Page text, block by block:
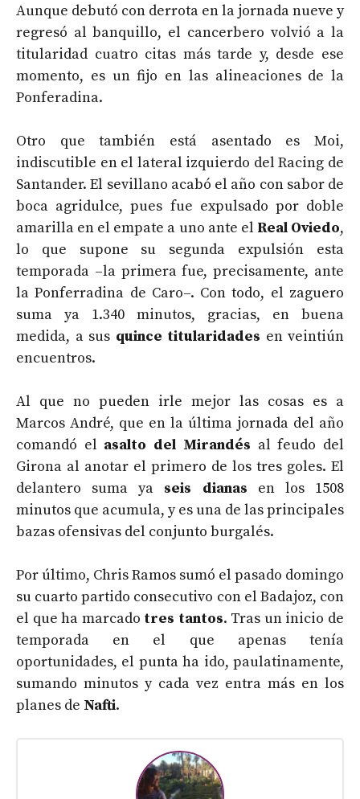
Aunque debutó con derrota en la jornada nueve y
regresó al banquillo, el cancerbero volvió a la
titularidad cuatro citas más tarde y, desde ese
momento, es un fijo en las alineaciones de la
Ponferadina.
Otro que también está asentado es Moi,
indiscutible en el lateral izquierdo del Racing de
Santander. El sevillano acabó el año con sabor de
boca agridulce, pues fue expulsado por doble
amarilla en el empate a uno ante el Real Oviedo,
lo que supone su segunda expulsión esta
temporada –la primera fue, precisamente, ante
la Ponferradina de Caro–. Con todo, el zaguero
suma ya 1.340 minutos, gracias, en buena
medida, a sus quince titularidades en veintiún
encuentros.
Al que no pueden irle mejor las cosas es a
Marcos André, que en la última jornada del año
comandó el asalto del Mirandés al feudo del
Girona al anotar el primero de los tres goles. El
delantero suma ya seis dianas en los 1508
minutos que acumula, y es una de las principales
bazas ofensivas del conjunto burgalés.
Por último, Chris Ramos sumó el pasado domingo
su cuarto partido consecutivo con el Badajoz, con
el que ha marcado tres tantos. Tras un inicio de
temporada en el que apenas tenía
oportunidades, el punta ha ido, paulatinamente,
sumando minutos y cada vez entra más en los
planes de Nafti.